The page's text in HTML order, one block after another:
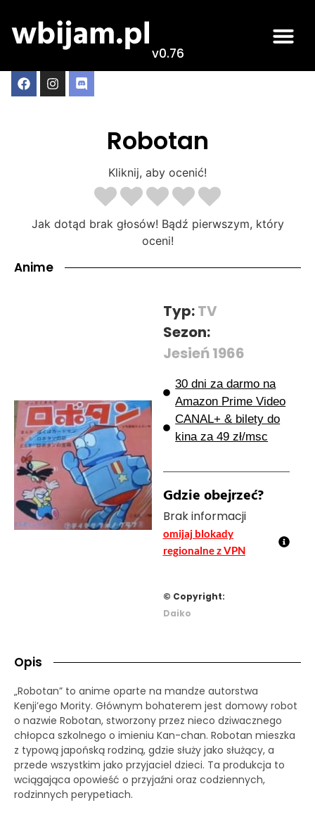
v0.76
Robotan
Kliknij, aby ocenić!
Jak dotąd brak głosów! Bądź pierwszym, który
oceni!
Anime
Typ:TV
Sezon:
Jesień 1966
30 dni za darmo na
Amazon Prime Video
CANAL+ & bilety do
kina za 49 zł/msc
Gdzie obejrzeć?
Brak informacji
omijaj blokady
regionalne z VPN
© Copyright:
Daiko
Opis
„Robotan” to anime oparte na mandze autorstwa
Kenji’ego Mority. Głównym bohaterem jest domowy robot
o nazwie Robotan, stworzony przez nieco dziwacznego
chłopca szkolnego o imieniu Kan-chan. Robotan mieszka
z typową japońską rodziną, gdzie służy jako służący, a
przede wszystkim jako przyjaciel dzieci. Ta produkcja to
wciągająca opowieść o przyjaźni oraz codziennych,
rodzinnych perypetiach.